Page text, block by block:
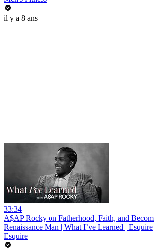
il y a 8 ans
33:34
A$AP Rocky on Fatherhood, Faith, and
Renaissance Man | What I’ve Learned | Esquire
Esquire